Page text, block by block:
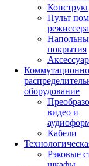
Пульт
покрытия
оборудование
видео и
Кабели
Рэковые